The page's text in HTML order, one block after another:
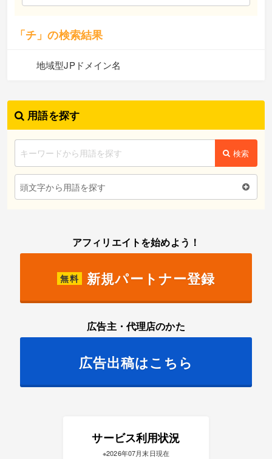
「チ」の検索結果
地域型JPドメイン名
用語を探す
検索
頭文字から用語を探す
アフィリエイトを始めよう！
無料 新規パートナー登録
広告主・代理店のかた
広告出稿はこちら
サービス利用状況
※2026年07月末日現在